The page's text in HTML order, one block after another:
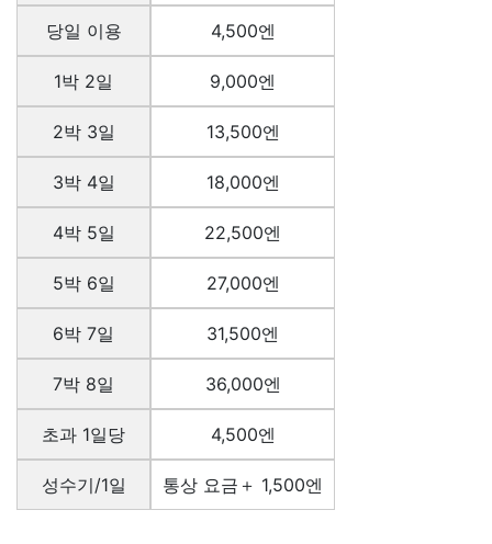
당일 이용
1박 2일
2박 3일
3박 4일
4박 5일
5박 6일
6박 7일
7박 8일
초과 1일당
성수기/1일
4,500엔
9,000엔
13,500엔
18,000엔
22,500엔
27,000엔
31,500엔
36,000엔
4,500엔
통상 요금＋ 1,500엔